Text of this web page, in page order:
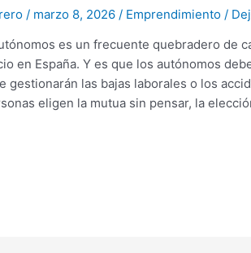
/ marzo 8, 2026 / Emprendimiento /
es un frecuente quebradero de
en España. Y es que los autónomos
gestionarán las bajas laborales o los
eligen la mutua sin pensar, la